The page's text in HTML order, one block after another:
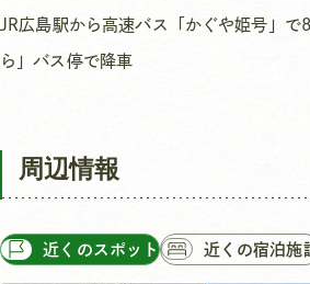
JR広島駅から高速バス「かぐや姫号」
ら」バス停で降車
周辺情報
近くのスポット 近くの宿泊施